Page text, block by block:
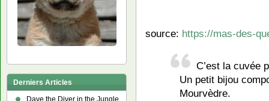
source: https://mas-des-
C’est la cuvée
Un petit bijou
Mourvèdre.
Derniers Articles
Dave the Diver in the Jungle